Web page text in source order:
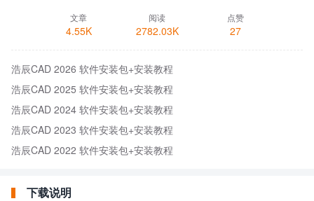
文章
4.55K
阅读
2782.03K
点赞
27
浩辰CAD 2026 软件安装包+安装教程
浩辰CAD 2025 软件安装包+安装教程
浩辰CAD 2024 软件安装包+安装教程
浩辰CAD 2023 软件安装包+安装教程
浩辰CAD 2022 软件安装包+安装教程
下载说明